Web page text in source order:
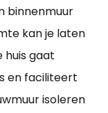
binnenmuur
kan je laten
huis gaat
en faciliteert
isoleren